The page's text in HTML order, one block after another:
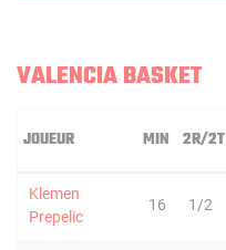
VALENCIA BASKET
JOUEUR MIN 2R/2T
Klemen
Prepelic
16 1/2